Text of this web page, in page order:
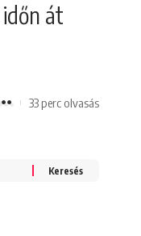
át
33 perc olvasás